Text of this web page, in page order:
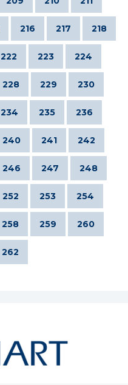
216 217 218
222 223 224
228 229 230
234 235 236
240 241 242
246 247 248
252 253 254
258 259 260
262